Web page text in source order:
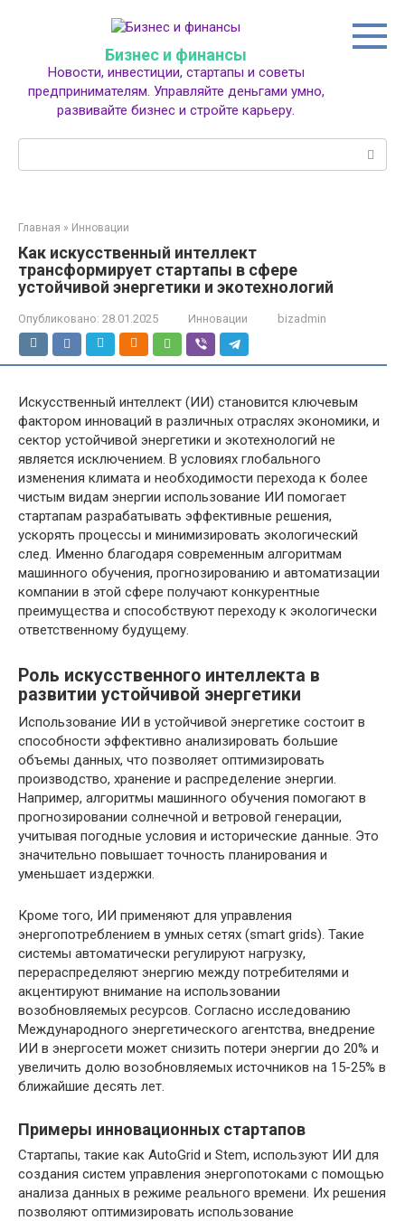
Бизнес и финансы
Новости, инвестиции, стартапы и советы
предпринимателям. Управляйте деньгами умно,
развивайте бизнес и стройте карьеру.
Главная » Инновации
Как искусственный интеллект
трансформирует стартапы в сфере
устойчивой энергетики и экотехнологий
Опубликовано: 28.01.2025 Инновации bizadmin
Искусственный интеллект (ИИ) становится ключевым
фактором инноваций в различных отраслях экономики, и
сектор устойчивой энергетики и экотехнологий не
является исключением. В условиях глобального
изменения климата и необходимости перехода к более
чистым видам энергии использование ИИ помогает
стартапам разрабатывать эффективные решения,
ускорять процессы и минимизировать экологический
след. Именно благодаря современным алгоритмам
машинного обучения, прогнозированию и автоматизации
компании в этой сфере получают конкурентные
преимущества и способствуют переходу к экологически
ответственному будущему.
Роль искусственного интеллекта в
развитии устойчивой энергетики
Использование ИИ в устойчивой энергетике состоит в
способности эффективно анализировать большие
объемы данных, что позволяет оптимизировать
производство, хранение и распределение энергии.
Например, алгоритмы машинного обучения помогают в
прогнозировании солнечной и ветровой генерации,
учитывая погодные условия и исторические данные. Это
значительно повышает точность планирования и
уменьшает издержки.
Кроме того, ИИ применяют для управления
энергопотреблением в умных сетях (smart grids). Такие
системы автоматически регулируют нагрузку,
перераспределяют энергию между потребителями и
акцентируют внимание на использовании
возобновляемых ресурсов. Согласно исследованию
Международного энергетического агентства, внедрение
ИИ в энергосети может снизить потери энергии до 20% и
увеличить долю возобновляемых источников на 15-25% в
ближайшие десять лет.
Примеры инновационных стартапов
Стартапы, такие как AutoGrid и Stem, используют ИИ для
создания систем управления энергопотоками с помощью
анализа данных в режиме реального времени. Их решения
позволяют оптимизировать использование